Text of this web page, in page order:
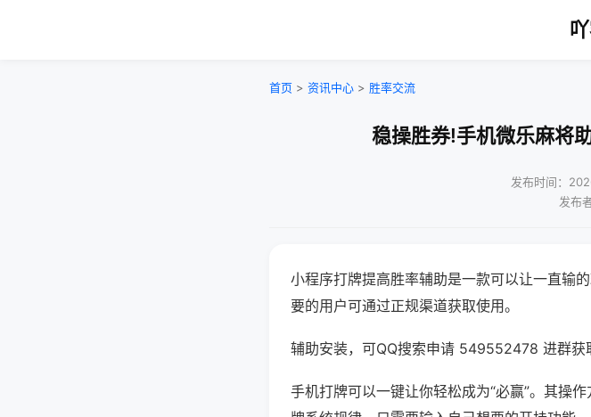
首页 > 资讯中心 > 胜率交流
稳操胜券!手机微乐麻将
发布时间：
发布
小程序打牌提高胜率辅助是一款可以让一直输
要的用户可通过正规渠道获取使用。
辅助安装，可QQ搜索申请 549552478 进群获
手机打牌可以一键让你轻松成为“必赢”。其操